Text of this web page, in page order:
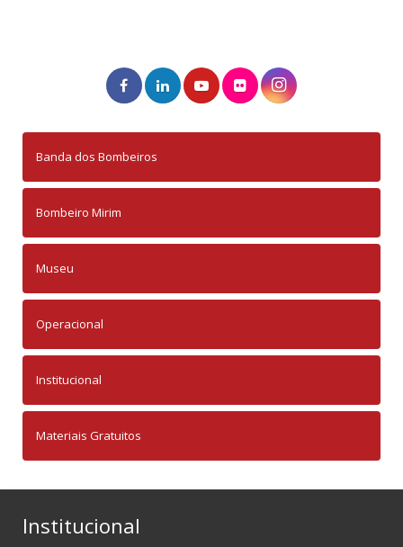
Banda dos Bombeiros
Bombeiro Mirim
Museu
Operacional
Institucional
Materiais Gratuitos
Institucional